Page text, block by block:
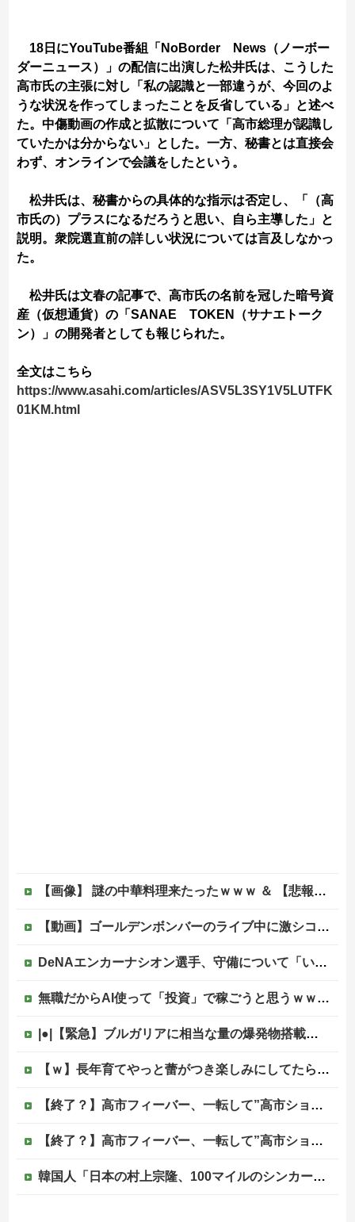
18日にYouTube番組「NoBorder News（ノーボー
ダーニュース）」の配信に出演した松井氏は、こうした
高市氏の主張に対し「私の認識と一部違うが、今回のよ
うな状況を作ってしまったことを反省している」と述べ
た。中傷動画の作成と拡散について「高市総理が認識し
ていたかは分からない」とした。一方、秘書とは直接会
わず、オンラインで会議をしたという。
松井氏は、秘書からの具体的な指示は否定し、「（高
市氏の）プラスになるだろうと思い、自ら主導した」と
説明。衆院選直前の詳しい状況については言及しなかっ
た。
松井氏は文春の記事で、高市氏の名前を冠した暗号資
産（仮想通貨）の「SANAE TOKEN（サナエトーク
ン）」の開発者としても報じられた。
全文はこちら
https://www.asahi.com/articles/ASV5L3SY1V5LUTFK
01KM.html
【画像】 謎の中華料理来たったｗｗｗ ＆ 【悲報】近所の謎の台湾料理屋、遂に値上げ
【動画】ゴールデンボンバーのライブ中に激シコ女さんが乱入してしまうｗｗｗｗｗ
DeNAエンカーナシオン選手、守備について「いくら得点しても、エラーを重ねれば逆転されてしまう。そういう意味から自分にとっては、打撃よりも守備の方が大事」
無職だからAI使って「投資」で稼ごうと思うｗｗｗｗｗ他
|●|【緊急】ブルガリアに相当な量の爆発物搭載したドローンが侵入！ルーマニア国境付近で爆発「おいウクライナ軍がよく使う機種だぞ」
【ｗ】長年育てやっと蕾がつき楽しみにしてたら動物の死肉に擬態（外観・腐肉臭）する花が！
【終了？】高市フィーバー、一転して”高市ショック”へ…支持率も市場も急降下ｗｗｗｗｗｗｗｗ
【終了？】高市フィーバー、一転して”高市ショック”へ…支持率も市場も急降下ｗｗｗｗｗｗｗｗ
韓国人「日本の村上宗隆、100マイルのシンカーを逆方向に・・・2戦連発の26号ソロホームラン」→「羨ましすぎる 韓国はこんな打者がいなのか」「ア...